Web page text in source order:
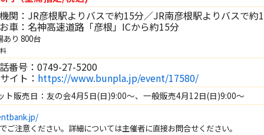
関：JR彦根駅よりバスで約15分／JR南彦根駅よりバスで約
：名神高速道路「彦根」ICから約15分
あり 800台
番号：0749-27-5200
イト： https://www.bunpla.jp/event/17580/
ト販売日：友の会4月5日(日)9:00～、一般販売4月12日(日)9:00～
注意ください。詳細については主催者に直接お問合せください。